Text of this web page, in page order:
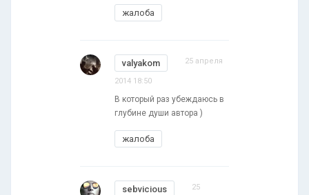
жалоба
valyakom 25 апреля
2014 18:50
В который раз убеждаюсь в
глубине души автора )
жалоба
sebvicious 25